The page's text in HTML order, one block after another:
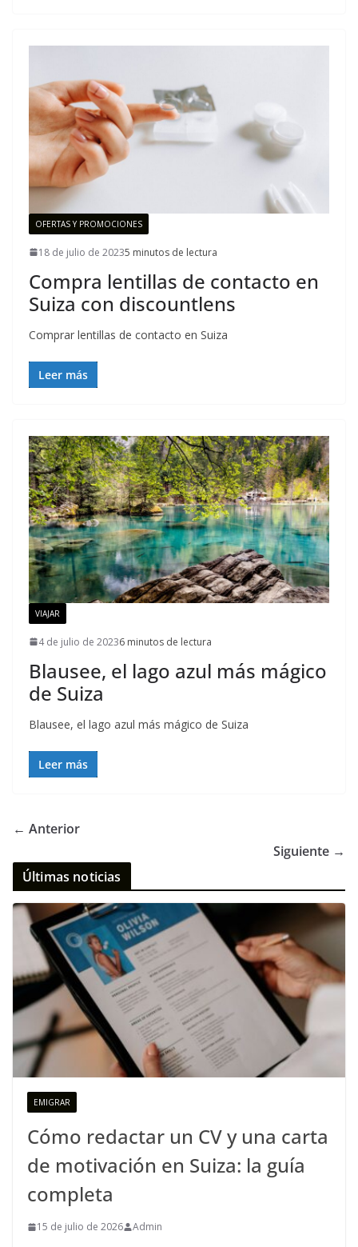
OFERTAS Y PROMOCIONES
18 de julio de 20235 minutos de lectura
Compra lentillas de contacto en
Suiza con discountlens
Comprar lentillas de contacto en Suiza
Leer más
VIAJAR
4 de julio de 20236 minutos de lectura
Blausee, el lago azul más mágico
de Suiza
Blausee, el lago azul más mágico de Suiza
Leer más
← Anterior
Siguiente →
Últimas noticias
EMIGRAR
Cómo redactar un CV y una carta
de motivación en Suiza: la guía
completa
15 de julio de 2026 Admin